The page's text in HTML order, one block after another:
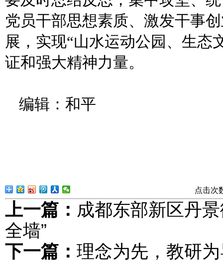
党员干部思想素质、激发干事
展，实现“山水运动公园、生态
证和强大精神力量。
编辑：和平
点击次
上一篇： 成都东部新区丹
全墙”
下一篇： 理念为先，教研